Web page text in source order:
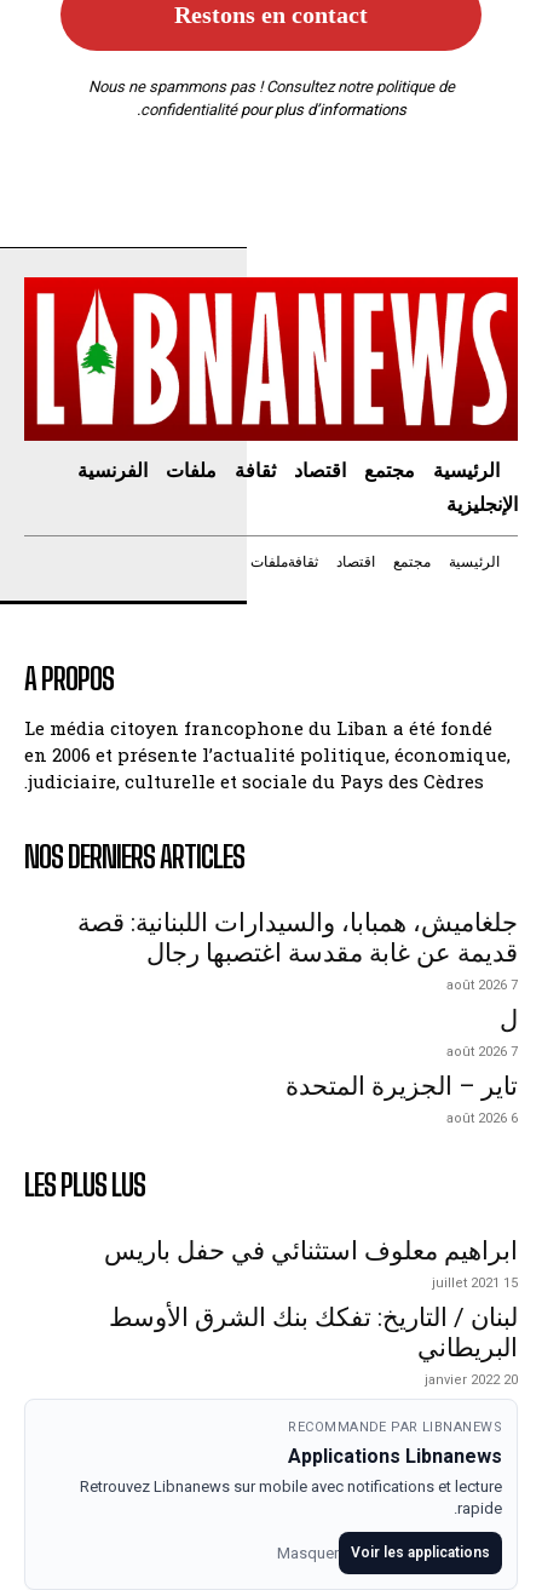
Nous ne spammons pas ! Consultez notre politique de
confidentialitépour plus d’informations.
الرئيسية مجتمع اقتصاد ثقافة ملفات
الفرنسية
الإنجليزية
الرئيسية مجتمع اقتصاد ثقافةملفات
A PROPOS
Le média citoyen francophone du Liban a été fondé
en 2006 et présente l’actualité politique, économique,
judiciaire, culturelle et sociale du Pays des Cèdres.
NOS DERNIERS ARTICLES
جلغاميش، همبابا، والسيدارات اللبنانية: قصة
قديمة عن غابة مقدسة اغتصبها رجال
7 août 2026
ل
7 août 2026
تاير – الجزيرة المتحدة
6 août 2026
LES PLUS LUS
ابراهيم معلوف استثنائي في حفل باريس
15 juillet 2021
لبنان / التاريخ: تفكك بنك الشرق الأوسط
البريطاني
20 janvier 2022
RECOMMANDE PAR LIBNANEWS
Applications Libnanews
Retrouvez Libnanews sur mobile avec notifications et lecture
rapide.
Voir les applications
Masquer